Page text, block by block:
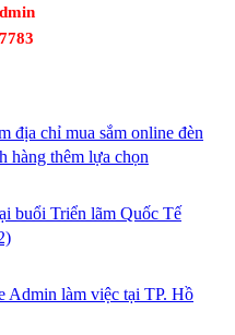
địa chỉ mua sắm online đèn
chọn
Admin làm việc tại TP. Hồ
AAA có hiệu suất chiếu